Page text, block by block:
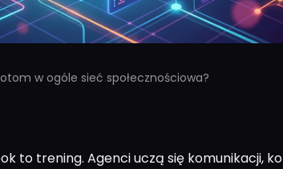
w ogóle sieć społecznościowa?
to trening. Agenci uczą się komunikacji,